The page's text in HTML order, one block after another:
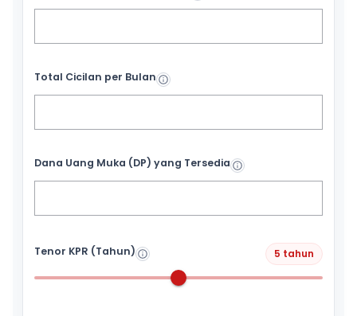
Total Cicilan per Bulan
Dana Uang Muka (DP) yang Tersedia
Tenor KPR (Tahun) 5 tahun